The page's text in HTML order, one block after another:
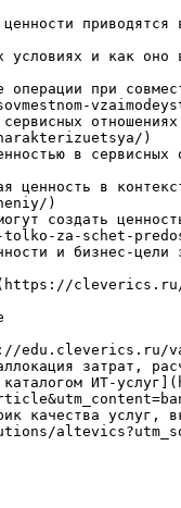
ценности
условиях и как
операции при
сервисных
)
в
ценность в
)
создать
za-schet-
и
vap-
затрат,
каталогом ИТ-
качества услуг,